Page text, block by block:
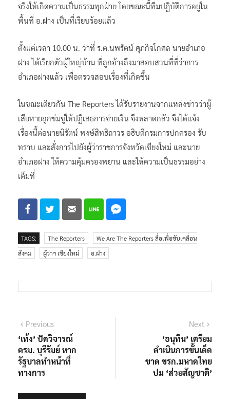
จริงให้เกิดความเป็นธรรมทุกฝ่าย โดยขณะนี้ทีมปฏิบัติการอยู่ใน
พื้นที่ อ.ฝาง เป็นที่เรียบร้อยแล้ว
ตั้งแต่เวลา 10.00 น. ว่าที่ ร.ต.นพรัตน์ ศุภกิจโกศล นายอำเภอ
ฝาง ได้เรียกตัวผู้ใหญ่บ้าน ที่ถูกอ้างถึงมาสอบสวนที่ที่ว่าการ
อำเภอฝางแล้ว เพื่อตรวจสอบเรื่องที่เกิดขึ้น
ในขณะเดียวกัน The Reporters ได้รับรายงานจากแหล่งข่าวว่าผู้
เสียหายถูกข่มขู่ให้ปฏิเสธการจ่ายเงิน จึงหลาดกลัว จึงได้แจ้ง
เรื่องนี้ต่อนายนิรัตน์ พงษ์สิทธิถาวร อธิบดีกรมการปกครอง รับ
ทราบ และสั่งการไปยังผู้ว่าราชการจังหวัดเชียงใหม่ และนาย
อำเภอฝาง ให้ความคุ้มครองพยาน และให้ความเป็นธรรมอย่าง
เต็มที่
TAGS: The Reporters
We Are The Reporters สื่อเพื่อขับเคลื่อน
สังคม
ผู้ว่าฯ เชียงใหม่ อ.ฝาง
แนะแนว
เรื่อง
PreviousPrevious
post:
‘เท้ง’ ปัดวิจารณ์
ครม. บุรีรัมย์ หาก
รัฐบาลทำหน้าที่
ทางการ
Next
‘อนุทิน’ เตรียม
ดำเนินการขั้นเด็ด
ขาด ขรก.มหาดไทย
ปม ‘ส่วยสัญชาติ’